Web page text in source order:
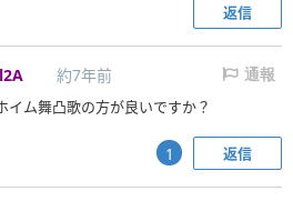
魔軍師イッド(魔王級)
募集板
デュラン三連戦募集板
返信
約7年前 通報
イム舞凸歌の方が良いですか？
返信
1